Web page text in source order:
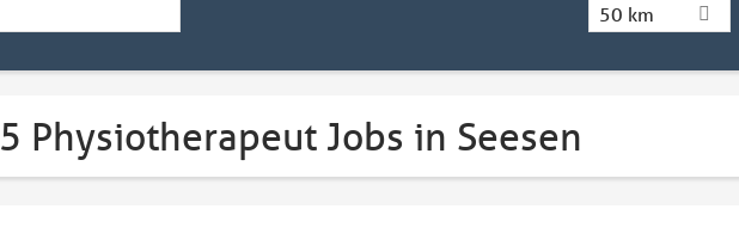
50 km
5 Physiotherapeut Jobs in Seesen